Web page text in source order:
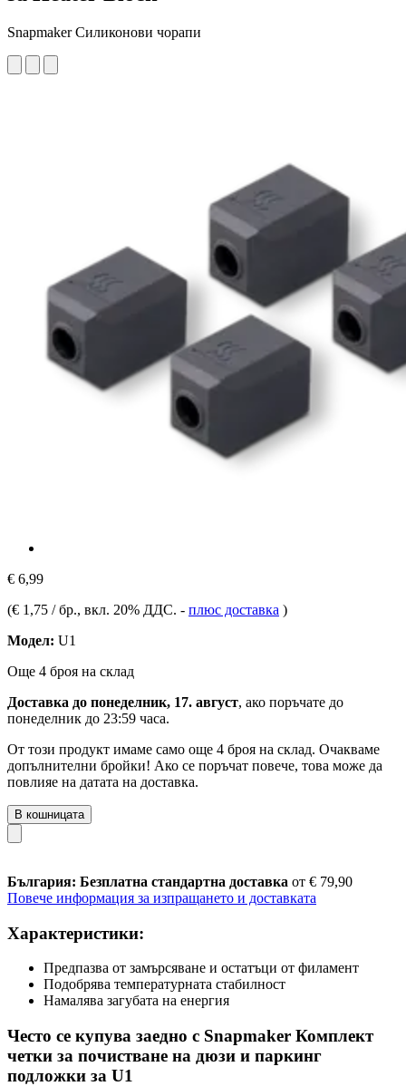
Snapmaker Силиконови чорапи
€ 6,99
(€ 1,75 / бр., вкл. 20% ДДС. - плюс доставка )
Модел: U1
Още 4 броя на склад
Доставка до понеделник, 17. август, ако поръчате до
понеделник до 23:59 часа.
От този продукт имаме само още 4 броя на склад. Очакваме
допълнителни бройки! Ако се поръчат повече, това може да
повлияе на датата на доставка.
В кошницата
България: Безплатна стандартна доставка от € 79,90
Повече информация за изпращането и доставката
Характеристики:
Предпазва от замърсяване и остатъци от филамент
Подобрява температурната стабилност
Намалява загубата на енергия
Често се купува заедно с Snapmaker Комплект
четки за почистване на дюзи и паркинг
подложки за U1